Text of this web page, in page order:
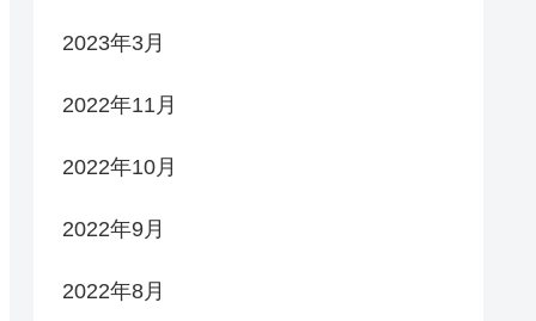
2023年3月
2022年11月
2022年10月
2022年9月
2022年8月